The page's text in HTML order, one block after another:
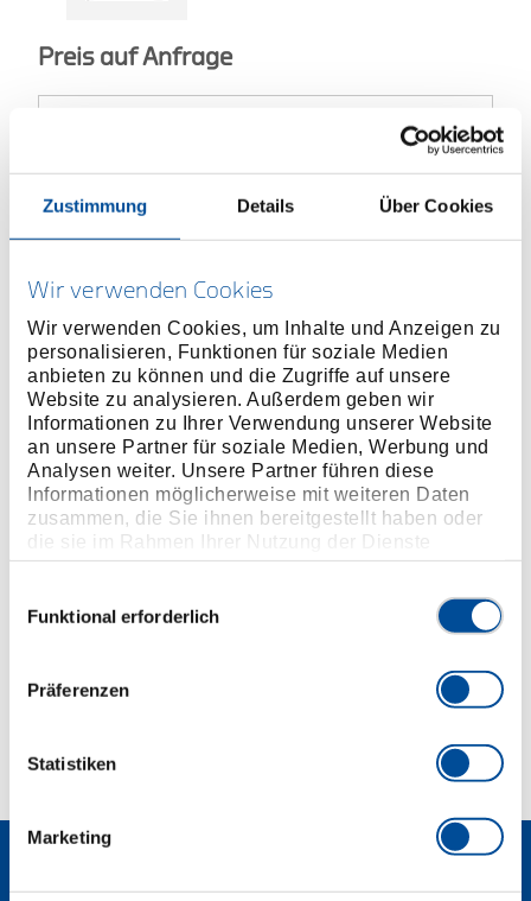
Zustimmung Details Über Cookies
Wir verwenden Cookies
Wir verwenden Cookies, um Inhalte und Anzeigen zu
personalisieren, Funktionen für soziale Medien
anbieten zu können und die Zugriffe auf unsere
Website zu analysieren. Außerdem geben wir
Informationen zu Ihrer Verwendung unserer Website
an unsere Partner für soziale Medien, Werbung und
Analysen weiter. Unsere Partner führen diese
Informationen möglicherweise mit weiteren Daten
zusammen, die Sie ihnen bereitgestellt haben oder
die sie im Rahmen Ihrer Nutzung der Dienste
gesammelt haben. Unsere vollständige
Funktional erforderlich
Präferenzen
Statistiken
Marketing
Preis auf Anfrage
ONLINE KAUFEN
HÄNDLER FINDEN
Produktlinie EAN 4010886650028
Produktbeschreibung
Mit verstellbarem Stahlrohrbügel
Für 10" und 12" Metallsägeblätter, komplett mit No.
403 A-405 A
Sägeblatt einseitig (No. 403 A-405 A) und zweiseitig
(No. 403 B-405 B)